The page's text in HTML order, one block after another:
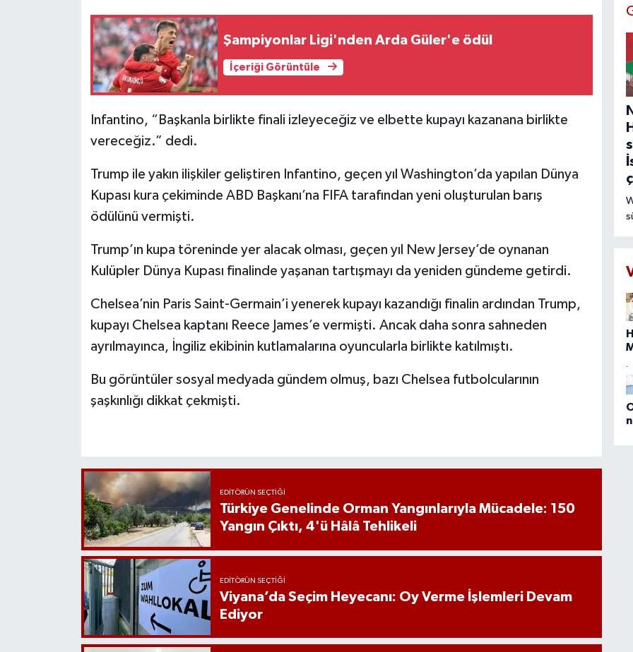
Şampiyonlar Ligi'nden Arda Güler'e ödül
İçeriği Görüntüle
Infantino, “Başkanla birlikte finali izleyeceğiz ve elbette kupayı kazanana birlikte
vereceğiz.” dedi.
Trump ile yakın ilişkiler geliştiren Infantino, geçen yıl Washington’da yapılan Dünya
Kupası kura çekiminde ABD Başkanı’na FIFA tarafından yeni oluşturulan barış
ödülünü vermişti.
Trump’ın kupa töreninde yer alacak olması, geçen yıl New Jersey’de oynanan
Kulüpler Dünya Kupası finalinde yaşanan tartışmayı da yeniden gündeme getirdi.
Chelsea’nin Paris Saint-Germain’i yenerek kupayı kazandığı finalin ardından Trump,
kupayı Chelsea kaptanı Reece James’e vermişti. Ancak daha sonra sahneden
ayrılmayınca, İngiliz ekibinin kutlamalarına oyuncularla birlikte katılmıştı.
Bu görüntüler sosyal medyada gündem olmuş, bazı Chelsea futbolcularının
şaşkınlığı dikkat çekmişti.
EDITÖRÜN SEÇTIĞI
Türkiye Genelinde Orman Yangınlarıyla Mücadele: 150
Yangın Çıktı, 4'ü Hâlâ Tehlikeli
EDITÖRÜN SEÇTIĞI
Viyana’da Seçim Heyecanı: Oy Verme İşlemleri Devam
Ediyor